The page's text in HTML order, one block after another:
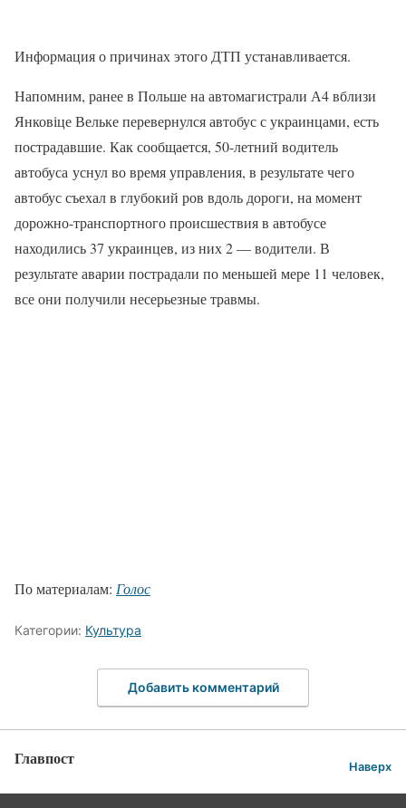
Информация о причинах этого ДТП устанавливается.
Напомним, ранее в Польше на автомагистрали А4 вблизи
Янковіце Вельке перевернулся автобус с украинцами, есть
пострадавшие. Как сообщается, 50-летний водитель
автобуса уснул во время управления, в результате чего
автобус съехал в глубокий ров вдоль дороги, на момент
дорожно-транспортного происшествия в автобусе
находились 37 украинцев, из них 2 — водители. В
результате аварии пострадали по меньшей мере 11 человек,
все они получили несерьезные травмы.
По материалам: Голос
Категории: Культура
Добавить комментарий
Главпост Наверх